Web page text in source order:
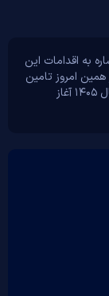
به اقدامات این
امروز تامین
ارز را براساس دستورالعمل نحوه تخصیص ارز در سال ۱۴۰۵ آغاز